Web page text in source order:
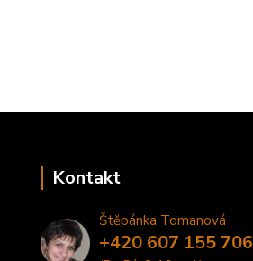
Kontakt
Štěpánka Tomanová
+420 607 155 706